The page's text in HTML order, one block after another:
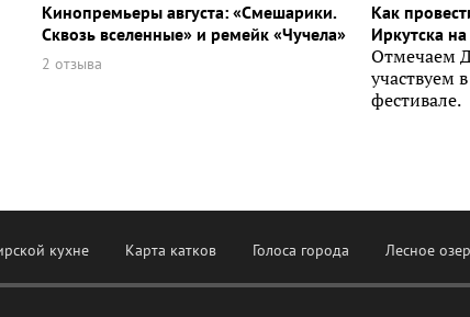
Кинопремьеры августа: «Смешарики.
Сквозь вселенные» и ремейк «Чучела»
2 отзыва
Как
Иркутска
Отмечаем
участвуем
фестивале.
кухне Карта катков Голоса города Лесное